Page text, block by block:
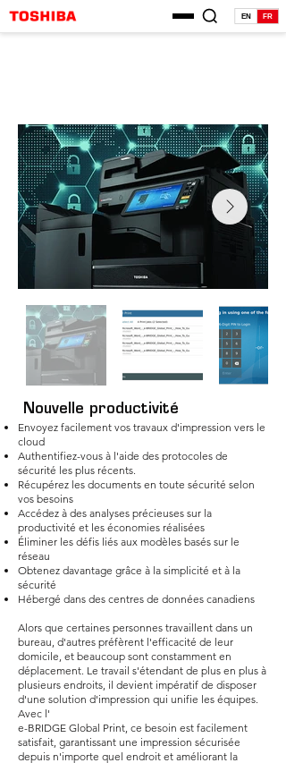
EN FR
Nouvelle productivité
Envoyez facilement vos travaux d'impression vers le
cloud
Authentifiez-vous à l'aide des protocoles de
sécurité les plus récents.
Récupérez les documents en toute sécurité selon
vos besoins
Accédez à des analyses précieuses sur la
productivité et les économies réalisées
Éliminer les défis liés aux modèles basés sur le
réseau
Obtenez davantage grâce à la simplicité et à la
sécurité
Hébergé dans des centres de données canadiens
Alors que certaines personnes travaillent dans un
bureau, d'autres préfèrent l'efficacité de leur
domicile, et beaucoup sont constamment en
déplacement. Le travail s'étendant de plus en plus à
plusieurs endroits, il devient impératif de disposer
d'une solution d'impression qui unifie les équipes.
Avec l'
e-BRIDGE Global Print, ce besoin est facilement
satisfait, garantissant une impression sécurisée
depuis n'importe quel endroit et améliorant la